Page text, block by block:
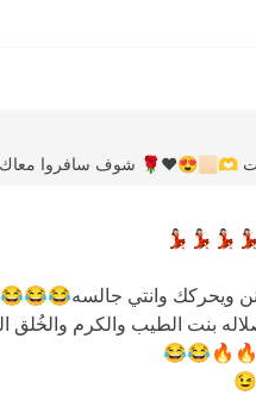
ويحركك وانتي جالسه😂😂😂
بنت الطيب والكرم والخُلق